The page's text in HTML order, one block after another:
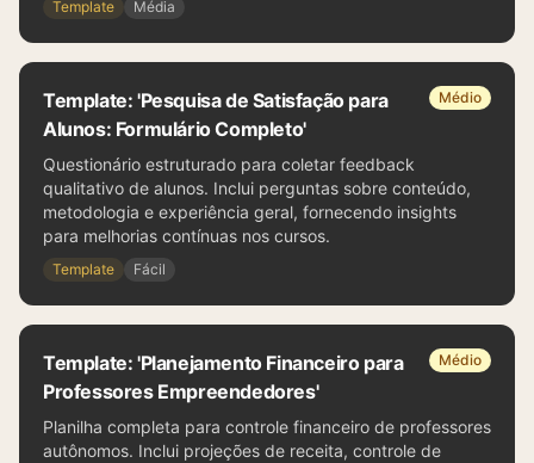
Template Média
Template: 'Pesquisa de Satisfação para
Alunos: Formulário Completo'
Médio
Questionário estruturado para coletar feedback
qualitativo de alunos. Inclui perguntas sobre conteúdo,
metodologia e experiência geral, fornecendo insights
para melhorias contínuas nos cursos.
Template Fácil
Template: 'Planejamento Financeiro para
Professores Empreendedores'
Médio
Planilha completa para controle financeiro de professores
autônomos. Inclui projeções de receita, controle de